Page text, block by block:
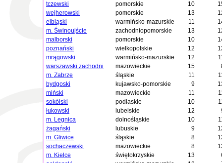
tczewski
pomorskie 10
wejherowski
pomorskie 13
elbląski
warmińsko-mazurskie 11
m. Świnoujście
zachodniopomorskie 13
malborski
pomorskie 10
poznański
wielkopolskie 12
mrągowski
warmińsko-mazurskie 12
warszawski zachodni
mazowieckie 15
m. Zabrze
śląskie 11
bydgoski
kujawsko-pomorskie 9
miński
mazowieckie 11
sokólski
podlaskie 10
łukowski
lubelskie 12
m. Legnica
dolnośląskie 10
żagański
lubuskie 9
m. Gliwice
śląskie 8
sochaczewski
mazowieckie 8
m. Kielce
świętokrzyskie 13